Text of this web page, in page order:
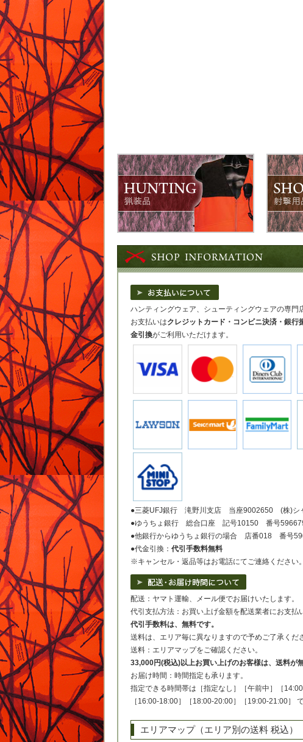
ハンティングウェア、シューティングウェアの専門
お支払いはクレジットカード・コンビニ決済・銀行
金引換がご利用いただけます。
●三菱UFJ銀行 滝野川支店 当座9002650 (株)シ
●ゆうちょ銀行 総合口座 記号10150 番号
●他銀行からゆうちょ銀行の場合 店番018 番号
●代金引換： 代引手数料無料
※キャンセル・返品等はお電話にてご連絡ください。
配送：ヤマト運輸、メール便でお届けいたします。
代引支払方法：お買い上げ金額を配送業者にお支払
代引手数料は、無料です。
送料は、エリア毎に異なりますので予めご了承くだ
送料：エリアマップをご確認ください。
33,000円(税込)以上お買い上げのお客様は、送料が
お届け時間：時間指定も承ります。
指定できる時間帯は［指定なし］［午前中］［
［16:00-18:00］［18:00-20:00］［19:00-21:00］ で
エリアマップ（エリア別の送料 税込）